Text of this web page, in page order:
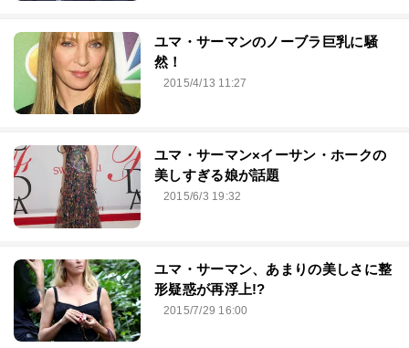
ユマ・サーマンのノーブラ巨乳に騒
然！
2015/4/13 11:27
ユマ・サーマン×イーサン・ホークの
美しすぎる娘が話題
2015/6/3 19:32
ユマ・サーマン、あまりの美しさに整
形疑惑が再浮上!?
2015/7/29 16:00